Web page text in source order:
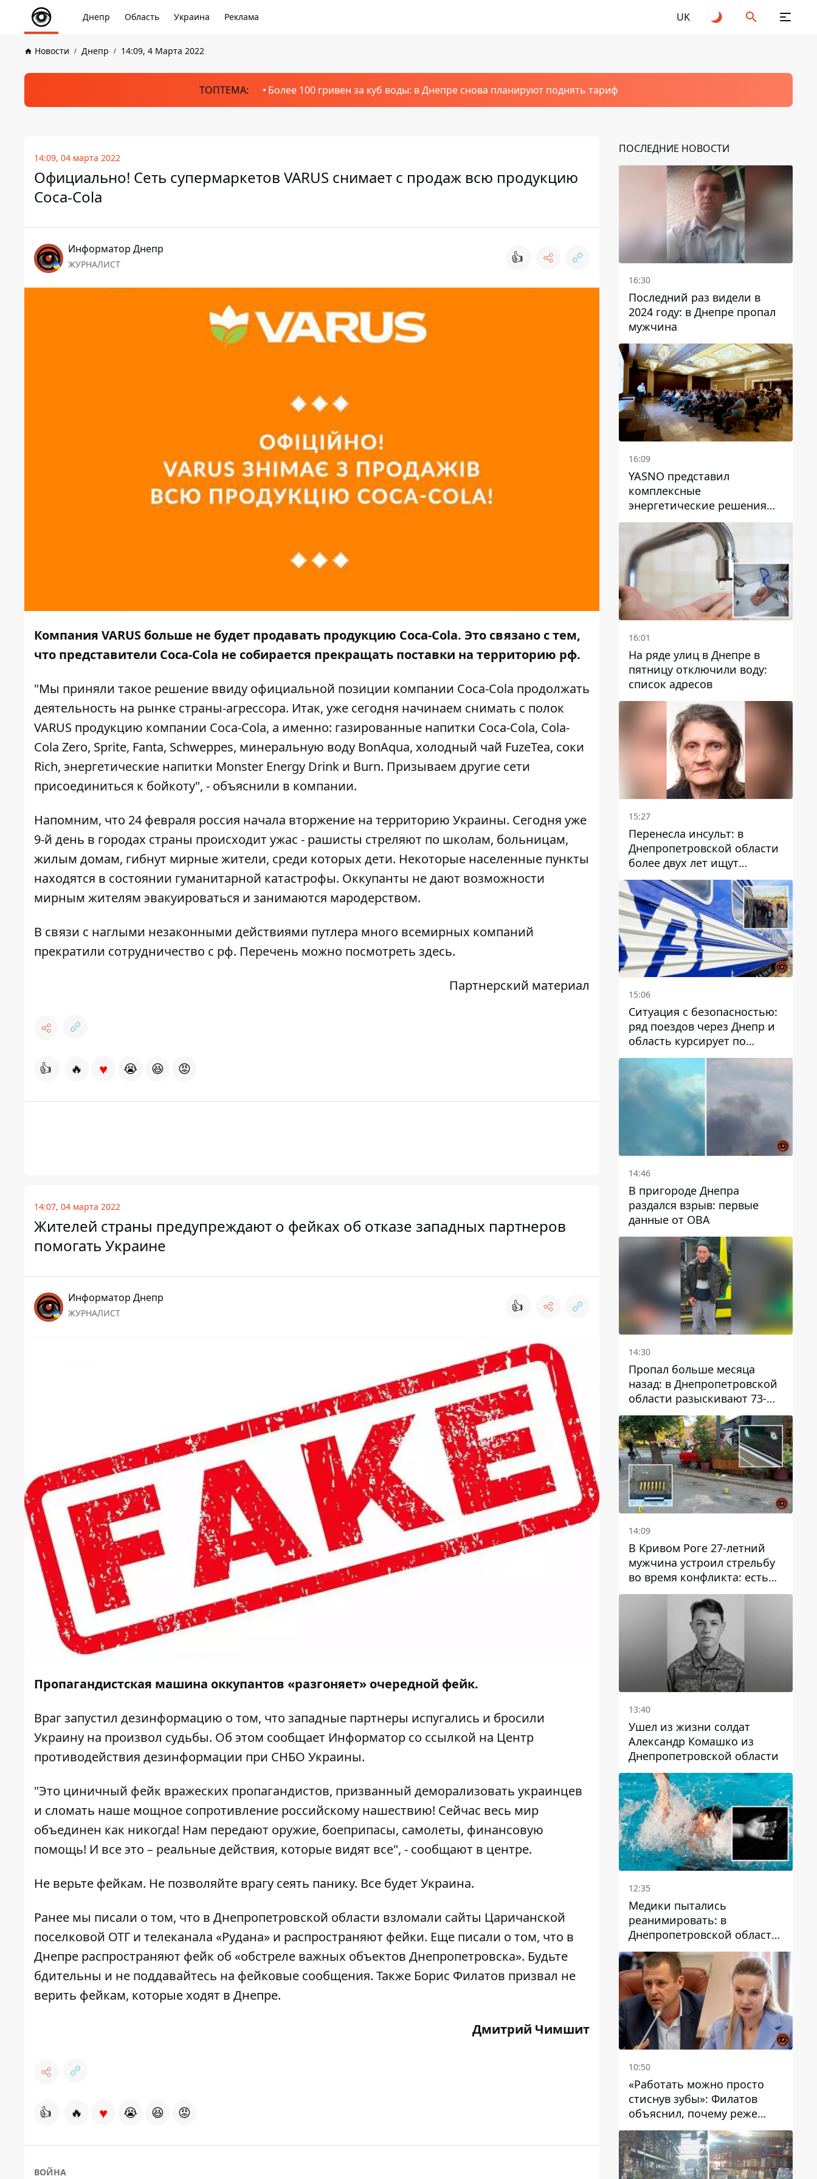
Днепр Область Украина Реклама UK
Новости Днепр 14:09, 4 Марта 2022
ТОПТЕМА: Более 100 гривен за куб воды: в Днепре снова планируют поднять тариф
14:09, 04 марта 2022
Официально! Сеть супермаркетов VARUS снимает с продаж всю продукцию
Coca-Cola
Информатор Днепр
ЖУРНАЛИСТ 👍
Компания VARUS больше не будет продавать продукцию Coca-Cola. Это связано с тем,
что представители Coca-Cola не собирается прекращать поставки на территорию рф.
"Мы приняли такое решение ввиду официальной позиции компании Coca-Cola продолжать
деятельность на рынке страны-агрессора. Итак, уже сегодня начинаем снимать с полок
VARUS продукцию компании Coca-Cola, а именно: газированные напитки Coca-Cola, Cola-
Cola Zero, Sprite, Fanta, Schweppes, минеральную воду BonAqua, холодный чай FuzeTea, соки
Rich, энергетические напитки Monster Energy Drink и Burn. Призываем другие сети
присоединиться к бойкоту", - объяснили в компании.
Напомним, что 24 февраля россия начала вторжение на территорию Украины. Сегодня уже
9-й день в городах страны происходит ужас - рашисты стреляют по школам, больницам,
жилым домам, гибнут мирные жители, среди которых дети. Некоторые населенные пункты
находятся в состоянии гуманитарной катастрофы. Оккупанты не дают возможности
мирным жителям эвакуироваться и занимаются мародерством.
В связи с наглыми незаконными действиями путлера много всемирных компаний
прекратили сотрудничество с рф. Перечень можно посмотреть здесь.
Партнерский материал
👍 🔥 ♥ 😭 😆 😡
14:07, 04 марта 2022
Жителей страны предупреждают о фейках об отказе западных партнеров
помогать Украине
Информатор Днепр
ЖУРНАЛИСТ 👍
Пропагандистская машина оккупантов «разгоняет» очередной фейк.
Враг запустил дезинформацию о том, что западные партнеры испугались и бросили
Украину на произвол судьбы. Об этом сообщает Информатор со ссылкой на Центр
противодействия дезинформации при СНБО Украины.
"Это циничный фейк вражеских пропагандистов, призванный деморализовать украинцев
и сломать наше мощное сопротивление российскому нашествию! Сейчас весь мир
объединен как никогда! Нам передают оружие, боеприпасы, самолеты, финансовую
помощь! И все это – реальные действия, которые видят все", - сообщают в центре.
Не верьте фейкам. Не позволяйте врагу сеять панику. Все будет Украина.
Ранее мы писали о том, что в Днепропетровской области взломали сайты Царичанской
поселковой ОТГ и телеканала «Рудана» и распространяют фейки. Еще писали о том, что в
Днепре распространяют фейк об «обстреле важных объектов Днепропетровска». Будьте
бдительны и не поддавайтесь на фейковые сообщения. Также Борис Филатов призвал не
верить фейкам, которые ходят в Днепре.
Дмитрий Чимшит
👍 🔥 ♥ 😭 😆 😡
ВОЙНА
ПОСЛЕДНИЕ НОВОСТИ
16:30
Последний раз видели в
2024 году: в Днепре пропал
мужчина
16:09
YASNO представил
комплексные
энергетические решения
для бизнеса в Днепре
16:01
На ряде улиц в Днепре в
пятницу отключили воду:
список адресов
15:27
Перенесла инсульт: в
Днепропетровской области
более двух лет ищут
пропавшую женщину
15:06
Ситуация с безопасностью:
ряд поездов через Днепр и
область курсирует по
измененному маршруту, а
часть пути заменили
автобусами и электричками
14:46
В пригороде Днепра
раздался взрыв: первые
данные от ОВА
14:30
Пропал больше месяца
назад: в Днепропетровской
области разыскивают 73-
летнего мужчину
14:09
В Кривом Роге 27-летний
мужчина устроил стрельбу
во время конфликта: есть
раненый
13:40
Ушел из жизни солдат
Александр Комашко из
Днепропетровской области
12:35
Медики пытались
реанимировать: в
Днепропетровской области
двухлетний мальчик утонул
в бассейне
10:50
«Работать можно просто
стиснув зубы»: Филатов
объяснил, почему реже
пишет в соцсетях и
раскритиковал медийность
чиновников